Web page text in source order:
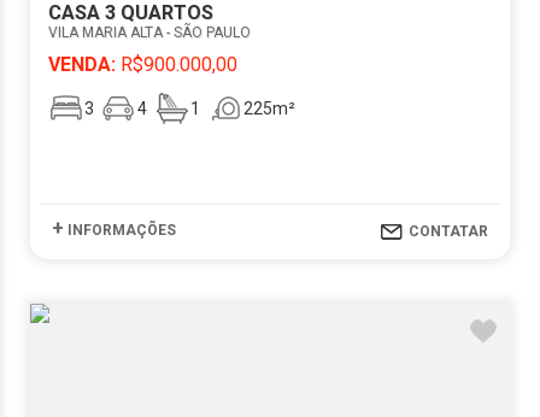
CASA 3 QUARTOS
VILA MARIA ALTA - SÃO PAULO
VENDA: R$900.000,00
3 4 1 225m²
+ INFORMAÇÕES CONTATAR